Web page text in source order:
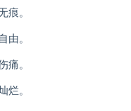
痕。
由。
痛。
烂。